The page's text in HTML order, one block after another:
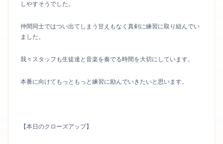
しやすそうでした。
仲間同士ではつい出てしまう甘えもなく真剣に練習に取り組んでい
ました。
我々スタッフも生徒達と音楽を奏でる時間を大切にしています。
本番に向けてもっともっと練習に励んでいきたいと思います。
【本日のクローズアップ】